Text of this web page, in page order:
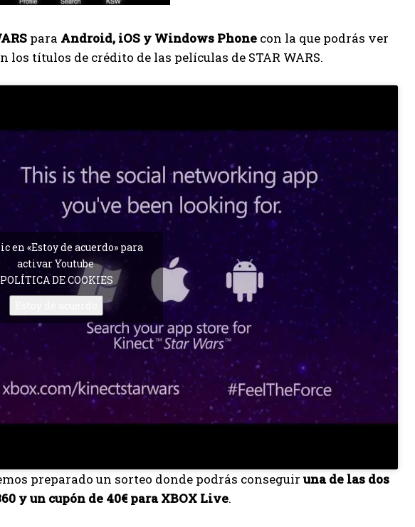
para Android, iOS y Windows Phone con la que podrás ver
títulos de crédito de las películas de STAR WARS.
en «Estoy de acuerdo» para
activar Youtube
POLÍTICA DE COOKIES
preparado un sorteo donde podrás conseguir una de las dos
y un cupón de 40€ para XBOX Live.